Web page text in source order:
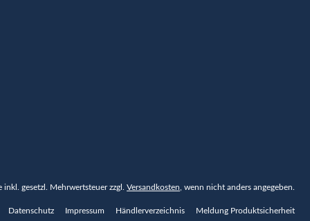
inkl. gesetzl. Mehrwertsteuer zzgl. Versandkosten , wenn nicht anders angegeben.
Datenschutz Impressum Händlerverzeichnis Meldung Produktsicherheit